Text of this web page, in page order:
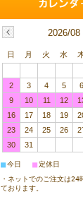
2026/08
日 月 火 水
2
3 4 5 6
9
10 11 12
16
17 18 19
23
24 25 26
30
31
■今日 ■定休日
・ネットでのご注文は24
ております。